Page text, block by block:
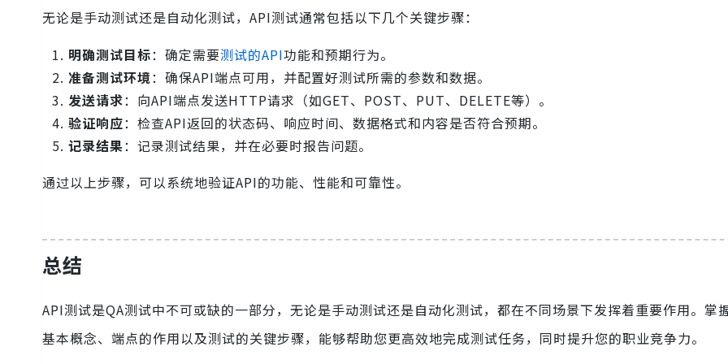
无论是手动测试还是自动化测试，API测试通常包括以下几个关键步骤：
明确测试目标：确定需要测试的API功能和预期行为。
准备测试环境：确保API端点可用，并配置好测试所需的参数和数据。
发送请求：向API端点发送HTTP请求（如GET、POST、PUT、DELETE等）。
验证响应：检查API返回的状态码、响应时间、数据格式和内容是否符合预期。
记录结果：记录测试结果，并在必要时报告问题。
通过以上步骤，可以系统地验证API的功能、性能和可靠性。
总结
API测试是QA测试中不可或缺的一部分，无论是手动测试还是自动化测试，都在不同场景下发挥着重要作用。掌
基本概念、端点的作用以及测试的关键步骤，能够帮助您更高效地完成测试任务，同时提升您的职业竞争力。